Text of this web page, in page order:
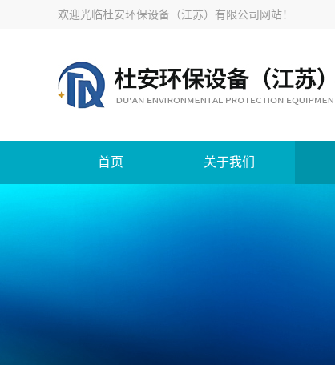
欢迎光临杜安环保设备（江苏）有限公司网站！
首页 关于我们